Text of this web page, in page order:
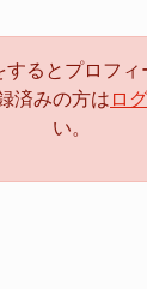
るとプロフィ
済みの方は ロ
い。